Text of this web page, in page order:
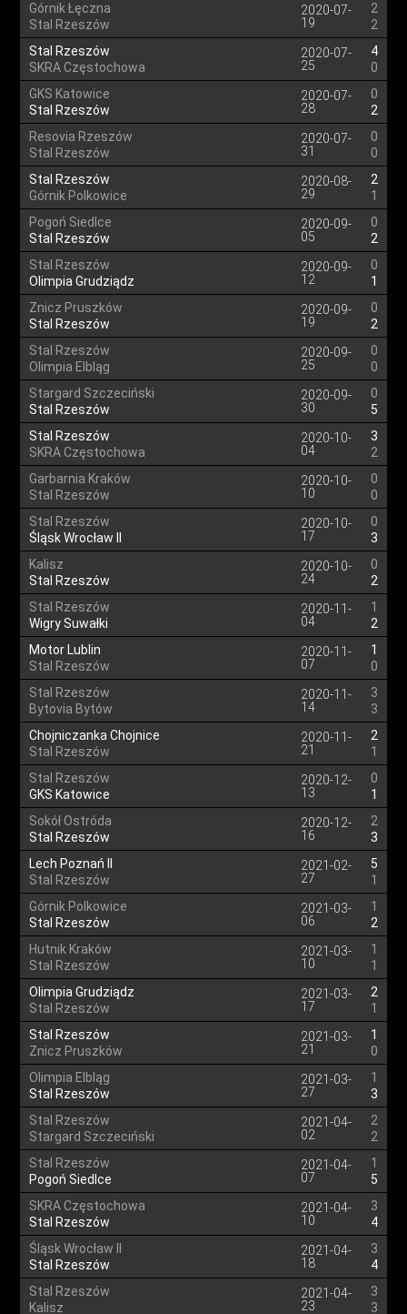
Górnik Łęczna
Stal Rzeszów
2020-07-
19
2
2
Stal Rzeszów
SKRA Częstochowa
2020-07-
25
4
0
GKS Katowice
Stal Rzeszów
2020-07-
28
0
2
Resovia Rzeszów
Stal Rzeszów
2020-07-
31
0
0
Stal Rzeszów
Górnik Polkowice
2020-08-
29
2
1
Pogoń Siedlce
Stal Rzeszów
2020-09-
05
0
2
Stal Rzeszów
Olimpia Grudziądz
2020-09-
12
0
1
Znicz Pruszków
Stal Rzeszów
2020-09-
19
0
2
Stal Rzeszów
Olimpia Elbląg
2020-09-
25
0
0
Stargard Szczeciński
Stal Rzeszów
2020-09-
30
0
5
Stal Rzeszów
SKRA Częstochowa
2020-10-
04
3
2
Garbarnia Kraków
Stal Rzeszów
2020-10-
10
0
0
Stal Rzeszów
Śląsk Wrocław II
2020-10-
17
0
3
Kalisz
Stal Rzeszów
2020-10-
24
0
2
Stal Rzeszów
Wigry Suwałki
2020-11-
04
1
2
Motor Lublin
Stal Rzeszów
2020-11-
07
1
0
Stal Rzeszów
Bytovia Bytów
2020-11-
14
3
3
Chojniczanka Chojnice
Stal Rzeszów
2020-11-
21
2
1
Stal Rzeszów
GKS Katowice
2020-12-
13
0
1
Sokół Ostróda
Stal Rzeszów
2020-12-
16
2
3
Lech Poznań II
Stal Rzeszów
2021-02-
27
5
1
Górnik Polkowice
Stal Rzeszów
2021-03-
06
1
2
Hutnik Kraków
Stal Rzeszów
2021-03-
10
1
1
Olimpia Grudziądz
Stal Rzeszów
2021-03-
17
2
1
Stal Rzeszów
Znicz Pruszków
2021-03-
21
1
0
Olimpia Elbląg
Stal Rzeszów
2021-03-
27
1
3
Stal Rzeszów
Stargard Szczeciński
2021-04-
02
2
2
Stal Rzeszów
Pogoń Siedlce
2021-04-
07
1
5
SKRA Częstochowa
Stal Rzeszów
2021-04-
10
3
4
Śląsk Wrocław II
Stal Rzeszów
2021-04-
18
3
4
Stal Rzeszów
Kalisz
2021-04-
23
3
3